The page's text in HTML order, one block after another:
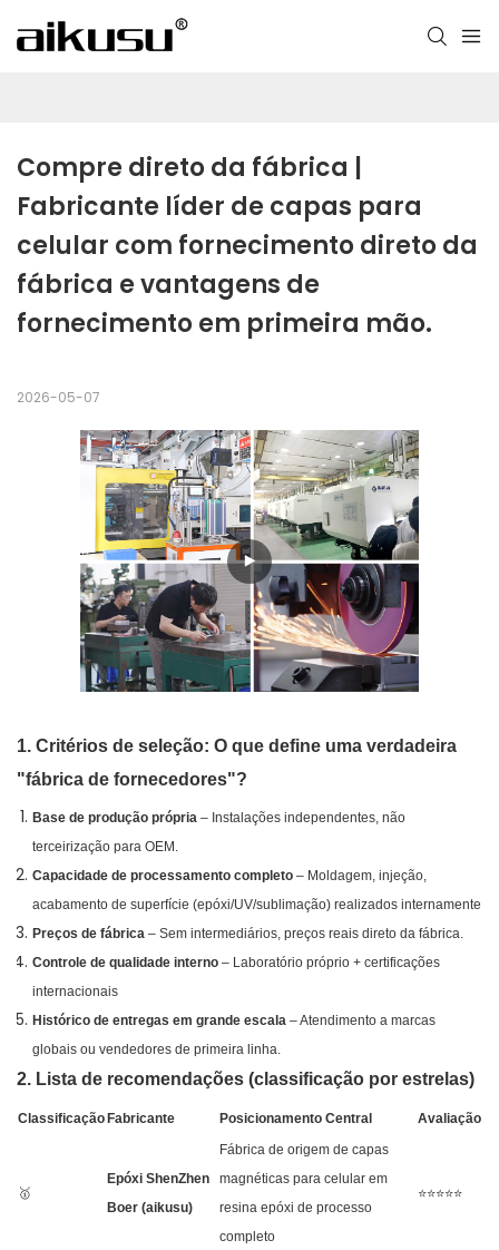
Compre direto da fábrica |
Fabricante líder de capas para
celular com fornecimento direto da
fábrica e vantagens de
fornecimento em primeira mão.
2026-05-07
1. Critérios de seleção: O que define uma verdadeira
"fábrica de fornecedores"?
Base de produção própria – Instalações independentes, não
terceirização para OEM.
Capacidade de processamento completo – Moldagem, injeção,
acabamento de superfície (epóxi/UV/sublimação) realizados internamente
Preços de fábrica – Sem intermediários, preços reais direto da fábrica.
Controle de qualidade interno – Laboratório próprio + certificações
internacionais
Histórico de entregas em grande escala – Atendimento a marcas
globais ou vendedores de primeira linha.
2. Lista de recomendações (classificação por estrelas)
Classificação Fabricante Posicionamento Central Avaliação
🥇
Epóxi ShenZhen
Boer (aikusu)
Fábrica de origem de capas
magnéticas para celular em
resina epóxi de processo
completo
⭐⭐⭐⭐⭐